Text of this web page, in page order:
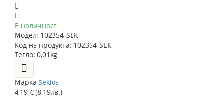
В наличност
Модел: 102354-SEK
Код на продукта: 102354-SEK
Тегло: 0,01kg
Марка Seklos
4,19 € (8,19лв.)